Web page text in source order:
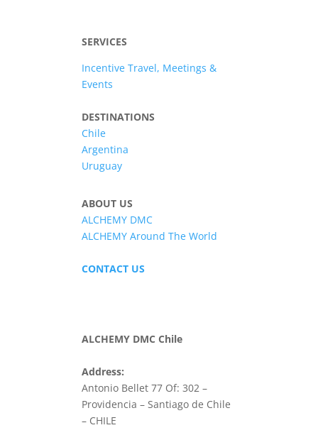
SERVICES
Incentive Travel, Meetings &
Events
DESTINATIONS
Chile
Argentina
Uruguay
ABOUT US
ALCHEMY DMC
ALCHEMY Around The World
CONTACT US
ALCHEMY DMC Chile
Address:
Antonio Bellet 77 Of: 302 –
Providencia – Santiago de Chile
– CHILE